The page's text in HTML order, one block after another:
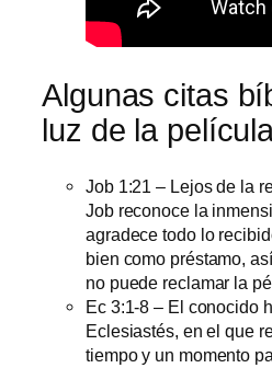
Algunas citas
luz de la
Job 1:21 – Lejos de la
Job reconoce la
agradece todo lo
bien como préstamo,
no puede reclamar la
Ec 3:1-8 – El conocido
Eclesiastés, en el que
tiempo y un momento